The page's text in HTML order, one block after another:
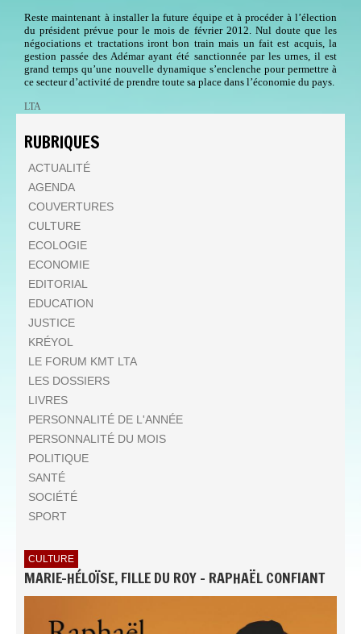
Reste maintenant à installer la future équipe et à procéder à l’élection
du président prévue pour le mois de février 2012. Nul doute que les
négociations et tractations iront bon train mais un fait est acquis, la
gestion passée des Adémar ayant été sanctionnée par les urnes, il est
grand temps qu’une nouvelle dynamique s’enclenche pour permettre à
ce secteur d’activité de prendre toute sa place dans l’économie du pays.
LTA
RUBRIQUES
ACTUALITÉ
AGENDA
COUVERTURES
CULTURE
ECOLOGIE
ECONOMIE
EDITORIAL
EDUCATION
JUSTICE
KRÉYOL
LE FORUM KMT LTA
LES DOSSIERS
LIVRES
PERSONNALITÉ DE L'ANNÉE
PERSONNALITÉ DU MOIS
POLITIQUE
SANTÉ
SOCIÉTÉ
SPORT
CULTURE
MARIE-HÉLOÏSE, FILLE DU ROY - RAPHAËL CONFIANT